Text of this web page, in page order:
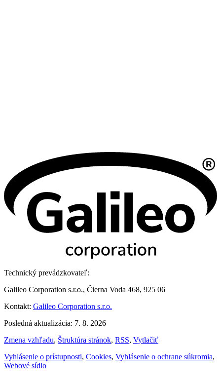
Technický prevádzkovateľ:
Galileo Corporation s.r.o., Čierna Voda 468, 925 06
Kontakt: Galileo Corporation s.r.o.
Posledná aktualizácia: 7. 8. 2026
Zmena vzhľadu, Štruktúra stránok, RSS, Vytlačiť
Vyhlásenie o prístupnosti, Cookies, Vyhlásenie o ochrane súkromia,
Webové sídlo